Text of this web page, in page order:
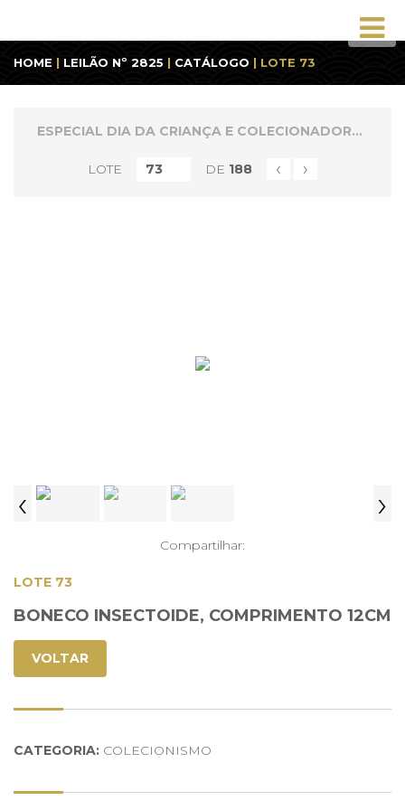
HOME | LEILÃO Nº 2825 | CATÁLOGO | LOTE 73
ESPECIAL DIA DA CRIANÇA E COLECIONADORES 1
LOTE DE 188 ‹ ›
‹ ›
Compartilhar:
LOTE 73
BONECO INSECTOIDE, COMPRIMENTO 12CM
VOLTAR
CATEGORIA: COLECIONISMO